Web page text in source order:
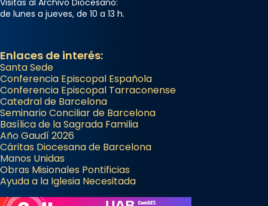
Visitas al Archivo Diocesano:
de lunes a jueves, de 10 a 13 h.
Enlaces de interés:
Santa Sede
Conferencia Episcopal Española
Conferencia Episcopal Tarraconense
Catedral de Barcelona
Seminario Conciliar de Barcelona
Basílica de la Sagrada Familia
Año Gaudí 2026
Cáritas Diocesana de Barcelona
Manos Unidas
Obras Misionales Pontificias
Ayuda a la Iglesia Necesitada